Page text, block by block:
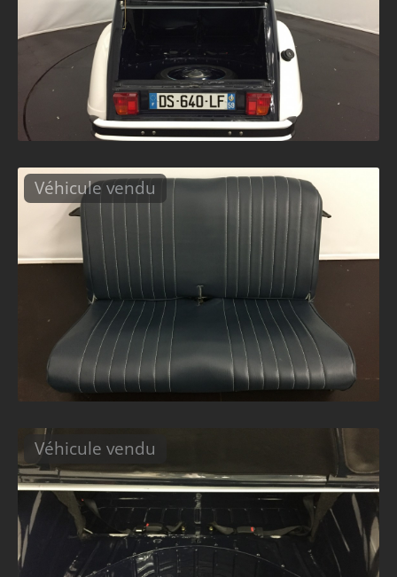
Véhicule vendu
Véhicule vendu